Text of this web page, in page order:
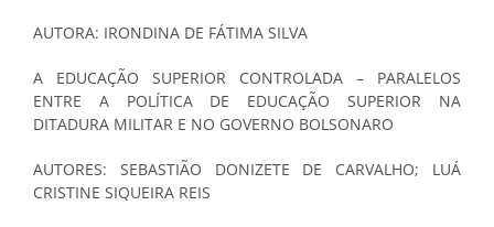
AUTORA: IRONDINA DE FÁTIMA SILVA
A EDUCAÇÃO SUPERIOR CONTROLADA – PARALELOS
ENTRE A POLÍTICA DE EDUCAÇÃO SUPERIOR NA
DITADURA MILITAR E NO GOVERNO BOLSONARO
AUTORES: SEBASTIÃO DONIZETE DE CARVALHO; LUÁ
CRISTINE SIQUEIRA REIS